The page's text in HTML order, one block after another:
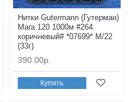
Нитки Gutermann (Гутерман)
Mara 120 1000м #264
коричневый# *07699* M/22
(33г)
390.00р.
Купить